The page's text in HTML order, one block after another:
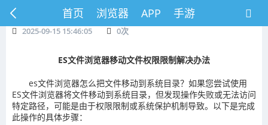
首页 浏览器 APP 手游
2025-09-15 15:46:05 0次
ES文件浏览器移动文件权限限制解决办法
es文件浏览器怎么把文件移动到系统目录？如果您尝试使用
ES文件浏览器将文件移动到系统目录，但发现操作失败或无法访问
特定路径，可能是由于权限限制或系统保护机制导致。以下是完成
此操作的具体步骤：